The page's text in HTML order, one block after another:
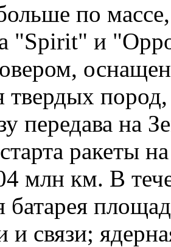
по
"Spirit" и "
,
твердых
передава на
ракеты
млн км. В
батарея
и связи;